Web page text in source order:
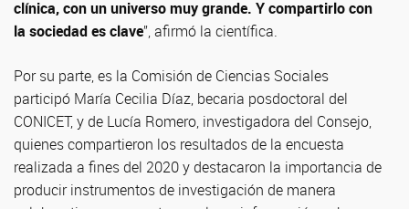
clínica, con un universo muy grande. Y compartirlo con
la sociedad es clave”, afirmó la científica.
Por su parte, es la Comisión de Ciencias Sociales
participó María Cecilia Díaz, becaria posdoctoral del
CONICET, y de Lucía Romero, investigadora del Consejo,
quienes compartieron los resultados de la encuesta
realizada a fines del 2020 y destacaron la importancia de
producir instrumentos de investigación de manera